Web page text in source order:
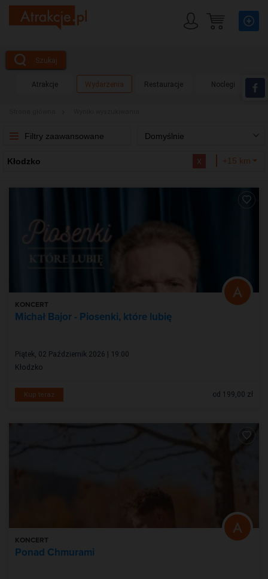
Szukaj
Atrakcje Wydarzenia Restauracje Noclegi
Filtry zaawansowane Domyślnie
Kłodzko x +15 km
KONCERT
Michał Bajor - Piosenki, które lubię
Piątek, 02 Październik 2026 | 19:00
Kłodzko
Kup teraz od 199,00 zł
KONCERT
Ponad Chmurami